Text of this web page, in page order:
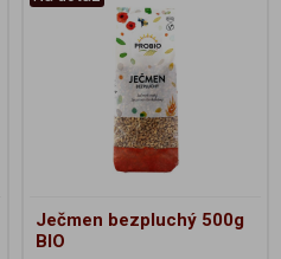
Ječmen bezpluchý 500g
BIO